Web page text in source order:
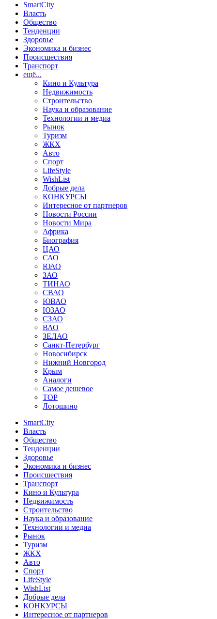
SmartCity
Власть
Общество
Тенденции
Здоровье
Экономика и бизнес
Происшествия
Транспорт
ещё...
Кино и Культура
Недвижимость
Строительство
Наука и образование
Технологии и медиа
Рынок
Туризм
ЖКХ
Авто
Спорт
LifeStyle
WishList
Добрые дела
КОНКУРСЫ
Интересное от партнеров
Новости России
Новости Мира
Африка
Биография
ЦАО
САО
ЮАО
ЗАО
ТИНАО
СВАО
ЮВАО
ЮЗАО
СЗАО
ВАО
ЗЕЛАО
Санкт-Петербург
Новосибирск
Нижний Новгород
Крым
Аналоги
Самое дешевое
TOP
Лотошино
SmartCity
Власть
Общество
Тенденции
Здоровье
Экономика и бизнес
Происшествия
Транспорт
Кино и Культура
Недвижимость
Строительство
Наука и образование
Технологии и медиа
Рынок
Туризм
ЖКХ
Авто
Спорт
LifeStyle
WishList
Добрые дела
КОНКУРСЫ
Интересное от партнеров